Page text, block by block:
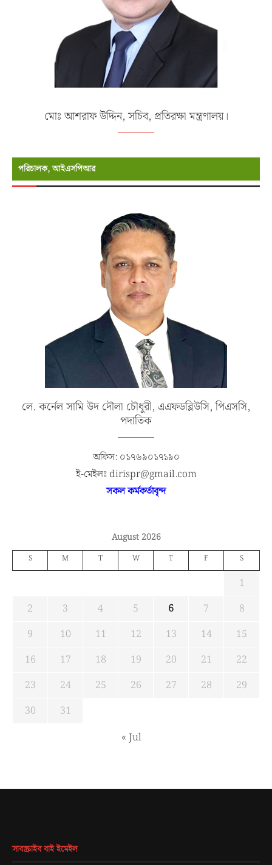
মোঃ আশরাফ উদ্দিন, সচিব, প্রতিরক্ষা মন্ত্রণালয়।
পরিচালক, আইএসপিআর
লে. কর্নেল সামি উদ দৌলা চৌধুরী, এএফডব্লিউসি, পিএসসি,
পদাতিক
অফিস: ০১৭৬৯০১৭১৯০
ই-মেইলঃ dirispr@gmail.com
সকল কর্মকর্তাবৃন্দ
August 2026
S M T W T F S
1
2
3 4 5 6 7
8
9
10 11 12 13 14
15
16
17 18 19 20 21
22
23
24 25 26 27 28
29
30
31
« Jul
সাবস্ক্রাইব বাই ইমেইল